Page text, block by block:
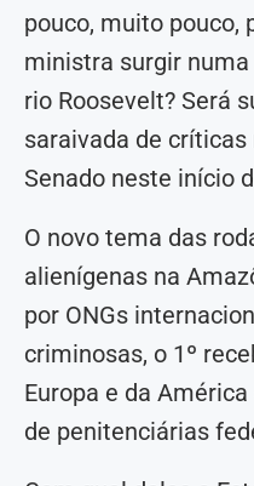
pouco, muito pouco,
ministra surgir
rio Roosevelt? Será
saraivada de
Senado neste início
O novo tema das
alienígenas na
por ONGs
criminosas, o 1º
Europa e da
de penitenciárias